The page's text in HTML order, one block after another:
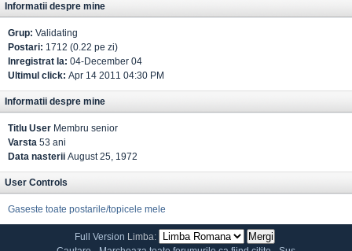
Informatii despre mine
Grup: Validating
Postari: 1712 (0.22 pe zi)
Inregistrat la: 04-December 04
Ultimul click: Apr 14 2011 04:30 PM
Informatii despre mine
Titlu User Membru senior
Varsta 53 ani
Data nasterii August 25, 1972
User Controls
Gaseste toate postarile/topicele mele
Full Version Limba: